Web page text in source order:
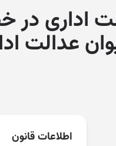
عدالت
عدالت
اطلاعات قانون